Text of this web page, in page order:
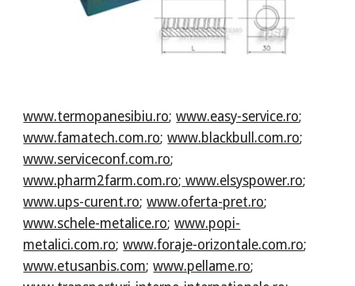
www.termopanesibiu.ro;www.easy-service.ro;
www.famatech.com.ro;www.blackbull.com.ro;
www.serviceconf.com.ro;
www.pharm2farm.com.ro; www.elsyspower.ro;
www.ups-curent.ro;www.oferta-pret.ro;
www.schele-metalice.ro;www.popi-
metalici.com.ro;www.foraje-orizontale.com.ro;
www.etusanbis.com;www.pellame.ro;